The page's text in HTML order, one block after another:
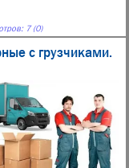
7 (0)
с грузчиками.